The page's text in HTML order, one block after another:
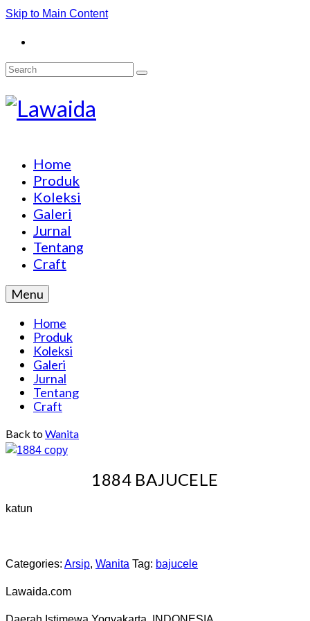
Skip to Main Content
Search
Home
Produk
Koleksi
Galeri
Jurnal
Tentang
Craft
Menu
Home
Produk
Koleksi
Galeri
Jurnal
Tentang
Craft
Back toWanita
1884 BAJUCELE
katun
Categories: Arsip, Wanita Tag: bajucele
Lawaida.com